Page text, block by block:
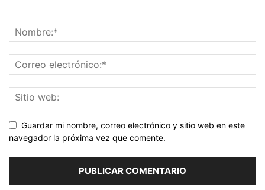
Guardar mi nombre, correo electrónico y sitio web en este
navegador la próxima vez que comente.